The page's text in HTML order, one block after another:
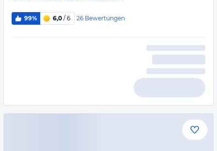
99% 6,0 / 6 26 Bewertungen